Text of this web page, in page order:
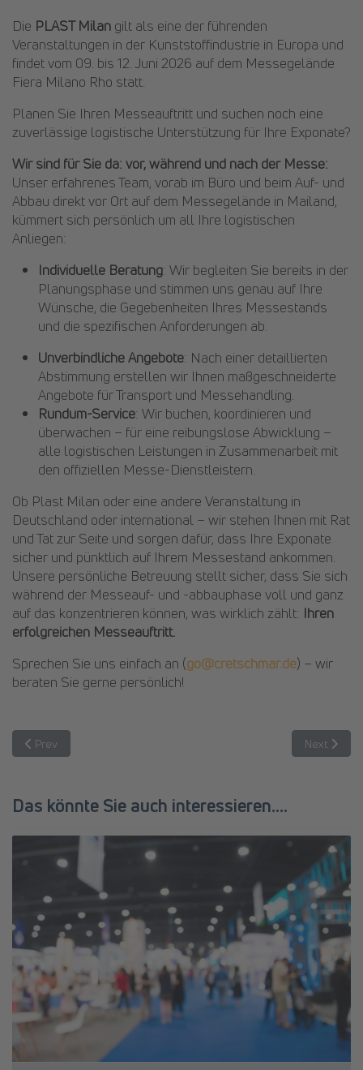
Die PLAST Milan gilt als eine der führenden
Veranstaltungen in der Kunststoffindustrie in Europa und
findet vom 09. bis 12. Juni 2026 auf dem Messegelände
Fiera Milano Rho statt.
Planen Sie Ihren Messeauftritt und suchen noch eine
zuverlässige logistische Unterstützung für Ihre Exponate?
Wir sind für Sie da: vor, während und nach der Messe:
Unser erfahrenes Team, vorab im Büro und beim Auf- und
Abbau direkt vor Ort auf dem Messegelände in Mailand,
kümmert sich persönlich um all Ihre logistischen
Anliegen:
Individuelle Beratung: Wir begleiten Sie bereits in der
Planungsphase und stimmen uns genau auf Ihre
Wünsche, die Gegebenheiten Ihres Messestands
und die spezifischen Anforderungen ab.
Unverbindliche Angebote: Nach einer detaillierten
Abstimmung erstellen wir Ihnen maßgeschneiderte
Angebote für Transport und Messehandling.
Rundum-Service: Wir buchen, koordinieren und
überwachen – für eine reibungslose Abwicklung –
alle logistischen Leistungen in Zusammenarbeit mit
den offiziellen Messe-Dienstleistern.
Ob Plast Milan oder eine andere Veranstaltung in
Deutschland oder international – wir stehen Ihnen mit Rat
und Tat zur Seite und sorgen dafür, dass Ihre Exponate
sicher und pünktlich auf Ihrem Messestand ankommen.
Unsere persönliche Betreuung stellt sicher, dass Sie sich
während der Messeauf- und -abbauphase voll und ganz
auf das konzentrieren können, was wirklich zählt: Ihren
erfolgreichen Messeauftritt.
Sprechen Sie uns einfach an (go@cretschmar.de) – wir
beraten Sie gerne persönlich!
Previous article: Audits abgeschlossen – starkes Gesamtbild über
Prev Next
Next
Das könnte Sie auch interessieren....